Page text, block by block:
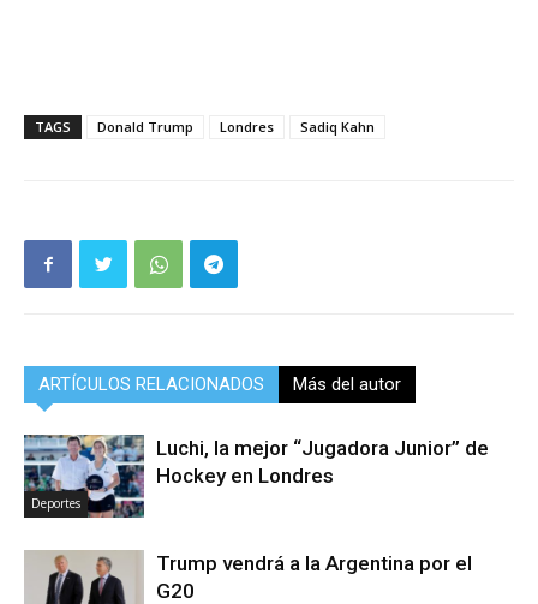
TAGS Donald Trump Londres Sadiq Kahn
ARTÍCULOS RELACIONADOS Más del autor
Deportes
Luchi, la mejor “Jugadora Junior” de
Hockey en Londres
Trump vendrá a la Argentina por el
G20